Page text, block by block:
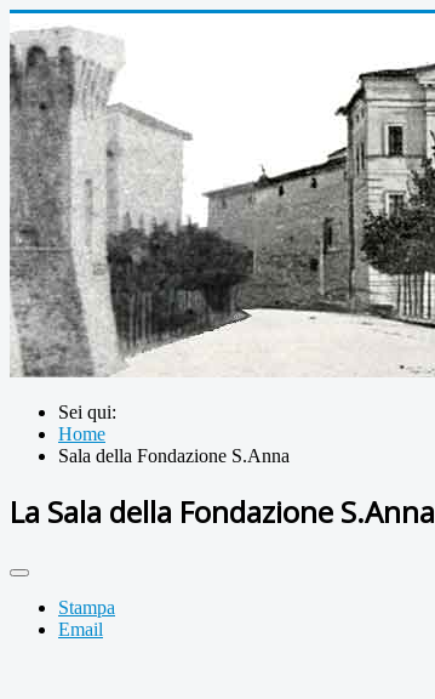
Sei qui:
Home
Sala della Fondazione S.Anna
La Sala della Fondazione S.Anna
Stampa
Email